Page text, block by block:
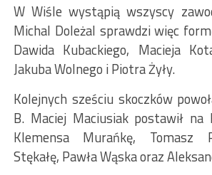
W Wiśle wystąpią wszyscy
Michal Doleżal sprawdzi więc
Dawida Kubackiego, Macieja
Jakuba Wolnego i Piotra Żyły.
Kolejnych sześciu skoczków
B. Maciej Maciusiak postawił na
Klemensa Murańkę, Tomasz
Stękałę, Pawła Wąska oraz